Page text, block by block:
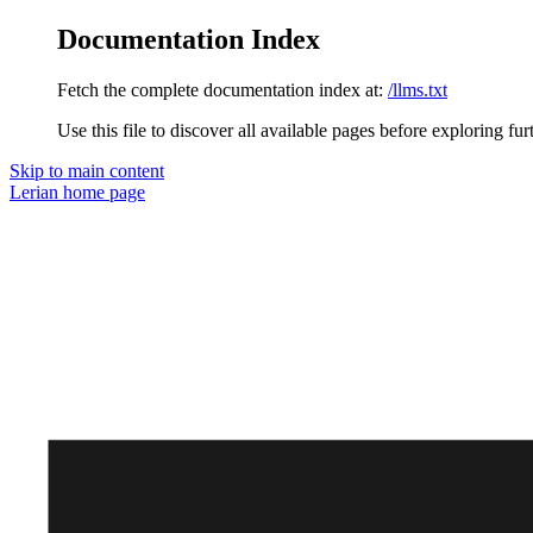
Documentation Index
Fetch the complete documentation index at: /llms.txt
Use this file to discover all available pages before exploring
Skip to main content
Lerian home page